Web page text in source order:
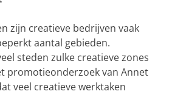
zijn creatieve bedrijven vaak
aantal gebieden.
steden zulke creatieve zones
promotieonderzoek van Annet
veel creatieve werktaken